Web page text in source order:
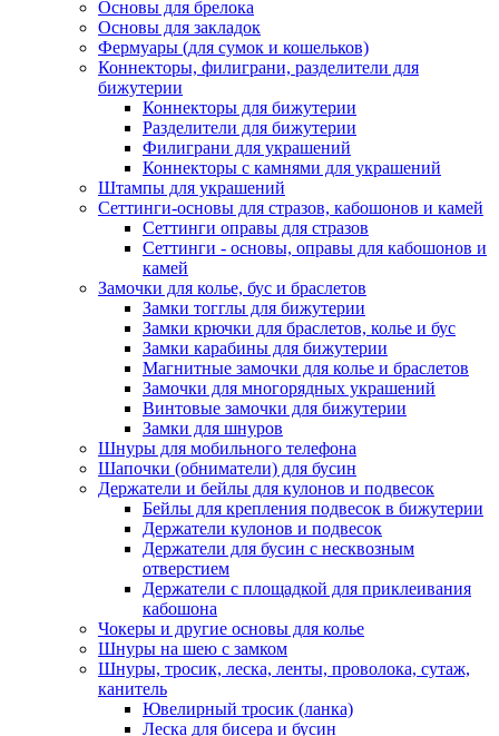
Основы для брелока
Основы для закладок
Фермуары (для сумок и кошельков)
Коннекторы, филиграни, разделители для
бижутерии
Коннекторы для бижутерии
Разделители для бижутерии
Филиграни для украшений
Коннекторы с камнями для украшений
Штампы для украшений
Сеттинги-основы для стразов, кабошонов и камей
Сеттинги оправы для стразов
Сеттинги - основы, оправы для кабошонов и
камей
Замочки для колье, бус и браслетов
Замки тогглы для бижутерии
Замки крючки для браслетов, колье и бус
Замки карабины для бижутерии
Магнитные замочки для колье и браслетов
Замочки для многорядных украшений
Винтовые замочки для бижутерии
Замки для шнуров
Шнуры для мобильного телефона
Шапочки (обниматели) для бусин
Держатели и бейлы для кулонов и подвесок
Бейлы для крепления подвесок в бижутерии
Держатели кулонов и подвесок
Держатели для бусин с несквозным
отверстием
Держатели с площадкой для приклеивания
кабошона
Чокеры и другие основы для колье
Шнуры на шею с замком
Шнуры, тросик, леска, ленты, проволока, сутаж,
канитель
Ювелирный тросик (ланка)
Леска для бисера и бусин